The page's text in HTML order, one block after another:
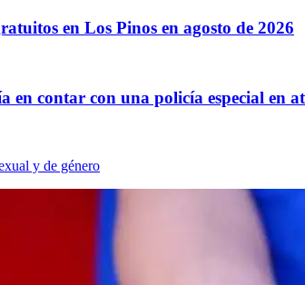
en Los Pinos en agosto de 2026
en contar con una policía especial en
y de género